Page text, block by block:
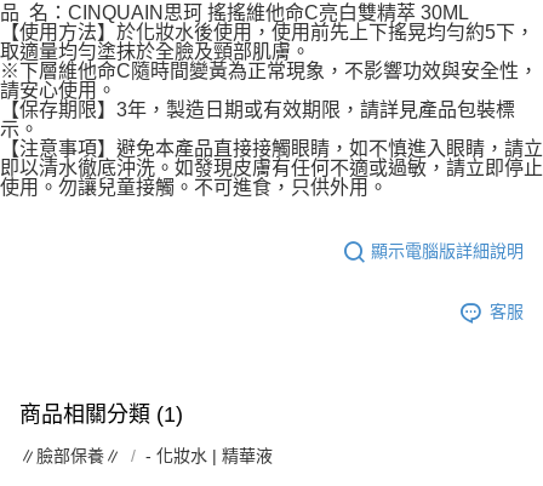
品 名：CINQUAIN思珂 搖搖維他命C亮白雙精萃 30ML
【使用方法】於化妝水後使用，使用前先上下搖晃均勻約5下，
取適量均勻塗抹於全臉及頸部肌膚。
※下層維他命C隨時間變黃為正常現象，不影響功效與安全性，
請安心使用。
【保存期限】3年，製造日期或有效期限，請詳見產品包裝標
示。
【注意事項】避免本產品直接接觸眼睛，如不慎進入眼睛，請立
即以清水徹底沖洗。如發現皮膚有任何不適或過敏，請立即停止
使用。勿讓兒童接觸。不可進食，只供外用。
顯示電腦版詳細說明
客服
商品相關分類 (1)
∥臉部保養∥ - 化妝水 | 精華液